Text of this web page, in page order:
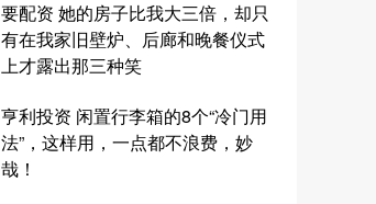
要配资 她的房子比我大三倍，却只
有在我家旧壁炉、后廊和晚餐仪式
上才露出那三种笑
亨利投资 闲置行李箱的8个“冷门用
法”，这样用，一点都不浪费，妙
哉！